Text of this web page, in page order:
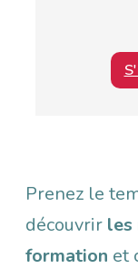
Description
Prenez le
découvrir les
formation et